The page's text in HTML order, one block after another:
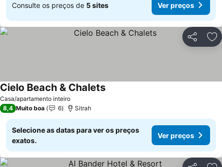
Consulte os preços de 5 sites Ver preços
Partilhar
Casa/apartamento inteiro
Cielo Beach & ChaletsVer preços
8,4 Muito boa 6 Sitrah
Selecione as datas para ver os preços
exatos.
Ver preços